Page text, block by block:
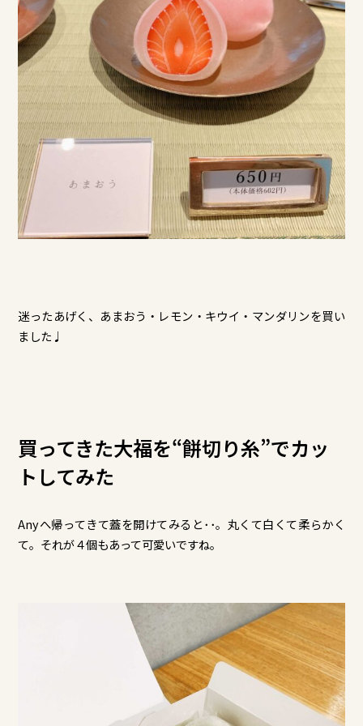
迷ったあげく、あまおう・レモン・キウイ・マンダリンを買い
ました♩
買ってきた大福を“餅切り糸”でカッ
トしてみた
Anyへ帰ってきて蓋を開けてみると･･。丸くて白くて柔らかく
て。それが４個もあって可愛いですね。